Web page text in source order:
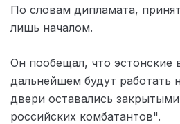
По словам дипламата,
лишь началом.
Он пообещал, что эстонские
дальнейшем будут работать
двери оставались
российских комбатантов".